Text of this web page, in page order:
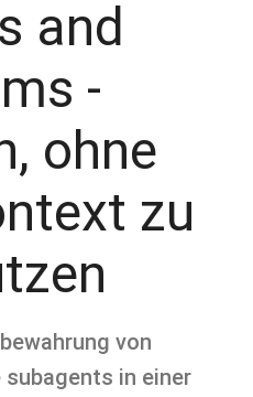
and
-
ohne
zu
von
in einer